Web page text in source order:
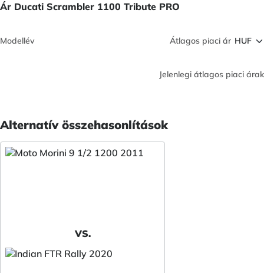
Ár Ducati Scrambler 1100 Tribute PRO
Modellév Átlagos piaci ár
Jelenlegi átlagos piaci árak
Alternatív összehasonlítások
VS.